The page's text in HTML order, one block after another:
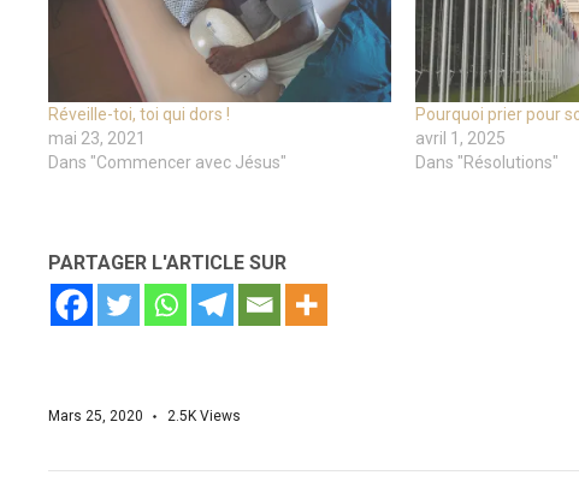
Réveille-toi, toi qui dors !
mai 23, 2021
Dans "Commencer avec Jésus"
Pourquoi prier pour
avril 1, 2025
Dans "Résolutions"
PARTAGER L'ARTICLE SUR
Mars 25, 2020 2.5K Views